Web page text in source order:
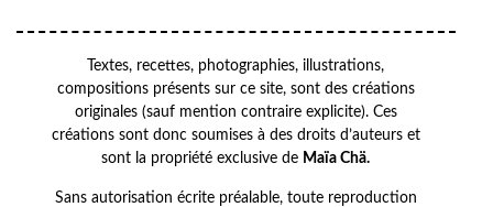
Textes, recettes, photographies, illustrations,
compositions présents sur ce site, sont des créations
originales (sauf mention contraire explicite). Ces
créations sont donc soumises à des droits d’auteurs et
sont la propriété exclusive de Maïa Chä.
Sans autorisation écrite préalable, toute reproduction